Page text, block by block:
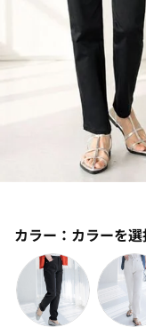
カラー： カラーを